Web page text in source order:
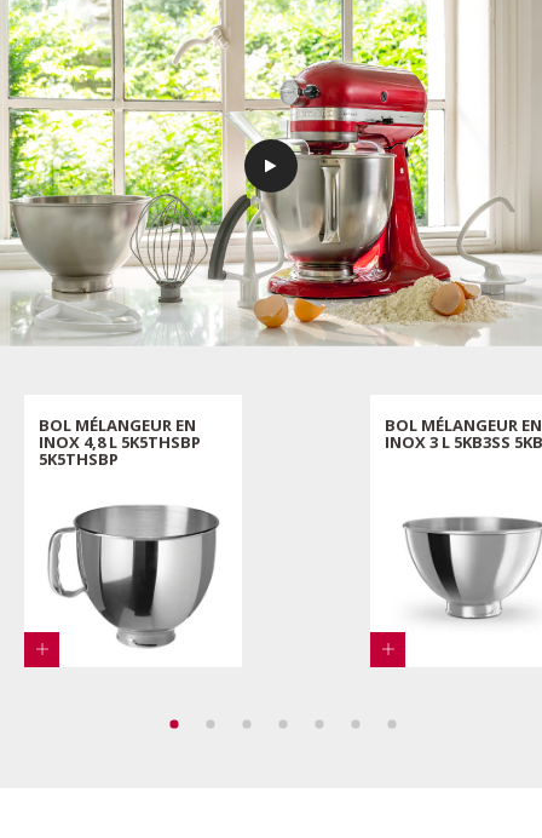
BOL MÉLANGEUR EN
INOX 4,8 L 5K5THSBP
5K5THSBP
BOL MÉLANGEUR EN
INOX 3 L 5KB3SS